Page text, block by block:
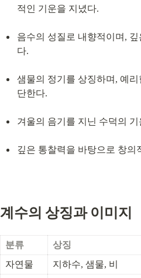
적인 기운을 지녔다.
음수의 성질로 내향적이며,
다.
샘물의 정기를 상징하며, 예
단한다.
겨울의 음기를 지닌 수덕의
깊은 통찰력을 바탕으로 창의
계수의 상징과 이미지
분류
상징
자연물
지하수, 샘물, 비